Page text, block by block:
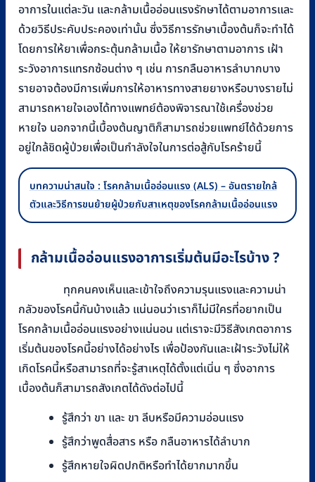
อาการในแต่ละวัน และกล้ามเนื้ออ่อนแรงรักษาได้ตามอาการและ
ด้วยวิธีประคับประคองเท่านั้น ซึ่งวิธีการรักษาเบื้องต้นก็จะทำได้
โดยการให้ยาเพื่อกระตุ้นกล้ามเนื้อ ให้ยารักษาตามอาการ เฝ้า
ระวังอาการแทรกซ้อนต่าง ๆ เช่น การกลืนอาหารลำบากบาง
รายอาจต้องมีการเพิ่มการให้อาหารทางสายยางหรือบางรายไม่
สามารถหายใจเองได้ทางแพทย์ต้องพิจารณาใช้เครื่องช่วย
หายใจ นอกจากนี้เบื้องต้นญาติก็สามารถช่วยแพทย์ได้ด้วยการ
อยู่ใกล้ชิดผู้ป่วยเพื่อเป็นกำลังใจในการต่อสู้กับโรคร้ายนี้
บทความน่าสนใจ : โรคกล้ามเนื้ออ่อนแรง (ALS) – อันตรายใกล้
ตัวและวิธีการขนย้ายผู้ป่วยกับสาเหตุของโรคกล้ามเนื้ออ่อนแรง
กล้ามเนื้ออ่อนแรงอาการเริ่มต้นมีอะไรบ้าง ?
ทุกคนคงเห็นและเข้าใจถึงความรุนแรงและความน่า
กลัวของโรคนี้กันบ้างแล้ว แน่นอนว่าเราก็ไม่มีใครที่อยากเป็น
โรคกล้ามเนื้ออ่อนแรงอย่างแน่นอน แต่เราจะมีวิธีสังเกตอาการ
เริ่มต้นของโรคนี้อย่างได้อย่างไร เพื่อป้องกันและเฝ้าระวังไม่ให้
เกิดโรคนี้หรือสามารถที่จะรู้สาเหตุได้ตั้งแต่เนิ่น ๆ ซึ่งอาการ
เบื้องต้นก็สามารถสังเกตได้ดังต่อไปนี้
รู้สึกว่า ขา และ ขา ลีบหรือมีความอ่อนแรง
รู้สึกว่าพูดสื่อสาร หรือ กลืนอาหารได้ลำบาก
รู้สึกหายใจผิดปกติหรือทำได้ยากมากขึ้น